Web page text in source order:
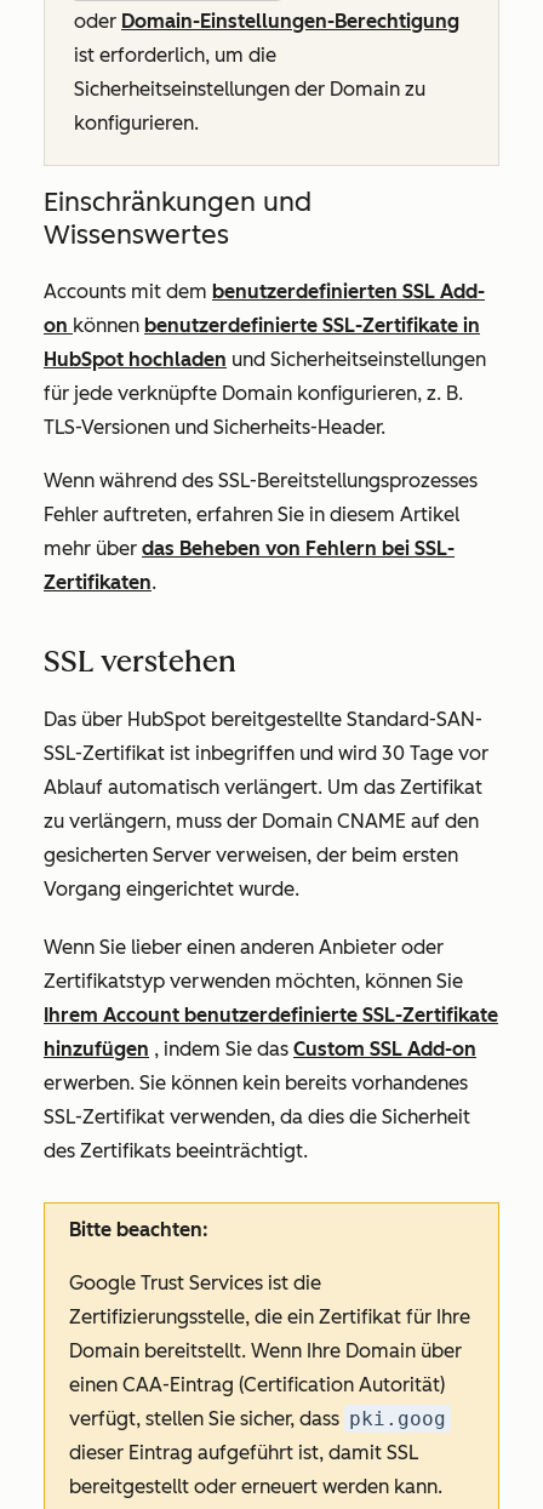
oder Domain-Einstellungen-Berechtigung
ist erforderlich, um die
Sicherheitseinstellungen der Domain zu
konfigurieren.
Einschränkungen und
Wissenswertes
Accounts mit dem benutzerdefinierten SSL Add-
on können benutzerdefinierte SSL-Zertifikate in
HubSpot hochladen und Sicherheitseinstellungen
für jede verknüpfte Domain konfigurieren, z. B.
TLS-Versionen und Sicherheits-Header.
Wenn während des SSL-Bereitstellungsprozesses
Fehler auftreten, erfahren Sie in diesem Artikel
mehr über das Beheben von Fehlern bei SSL-
Zertifikaten.
SSL verstehen
Das über HubSpot bereitgestellte Standard-SAN-
SSL-Zertifikat ist inbegriffen und wird 30 Tage vor
Ablauf automatisch verlängert. Um das Zertifikat
zu verlängern, muss der Domain CNAME auf den
gesicherten Server verweisen, der beim ersten
Vorgang eingerichtet wurde.
Wenn Sie lieber einen anderen Anbieter oder
Zertifikatstyp verwenden möchten, können Sie
Ihrem Account benutzerdefinierte SSL-Zertifikate
hinzufügen , indem Sie das Custom SSL Add-on
erwerben. Sie können kein bereits vorhandenes
SSL-Zertifikat verwenden, da dies die Sicherheit
des Zertifikats beeinträchtigt.
Bitte beachten:
Google Trust Services ist die
Zertifizierungsstelle, die ein Zertifikat für Ihre
Domain bereitstellt. Wenn Ihre Domain über
einen CAA-Eintrag (Certification Autorität)
verfügt, stellen Sie sicher, dass pki.goog
dieser Eintrag aufgeführt ist, damit SSL
bereitgestellt oder erneuert werden kann.